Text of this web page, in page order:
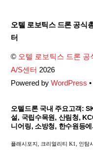
오텔 로보틱스 드론 공식
터
© 오텔 로보틱스 드론
A/S센터 2026
Powered byWordPress
오텔드론 국내 주요고객:
설, 국립수목원, 산림청,
니어링, 소방청, 한수원등
플래시포지, 크리얼리티 K1, 인탐